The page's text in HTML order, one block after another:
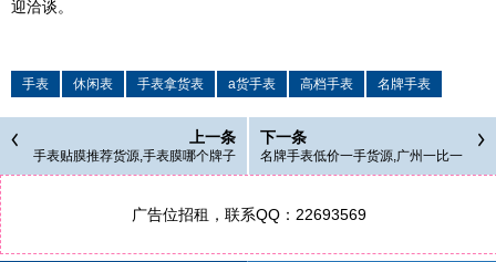
迎洽谈。
手表 休闲表 手表拿货表 a货手表 高档手表 名牌手表
上一条
手表贴膜推荐货源,手表膜哪个牌子
下一条
名牌手表低价一手货源,广州一比一
广告位招租，联系QQ：22693569